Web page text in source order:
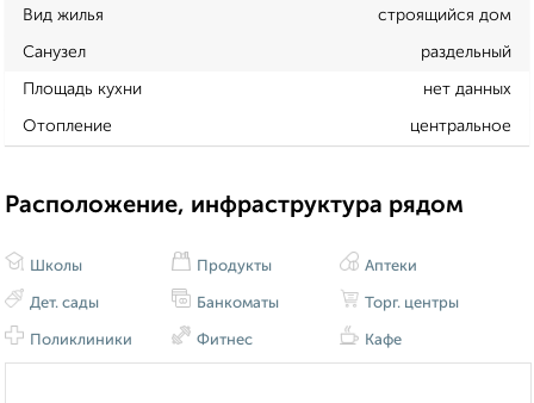
Вид жилья строящийся дом
Санузел раздельный
Площадь кухни нет данных
Отопление центральное
Расположение, инфраструктура рядом
Школы
Дет. сады
Поликлиники
Продукты
Банкоматы
Фитнес
Аптеки
Торг. центры
Кафе